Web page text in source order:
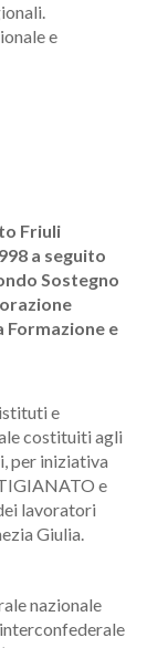
e
Friuli
a seguito
Sostegno
Formazione e
e
costituiti agli
per iniziativa
e
lavoratori
Giulia.
nazionale